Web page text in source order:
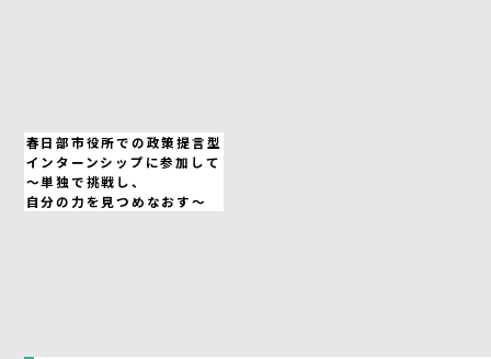
春日部市役所での政策提言型
インターンシップに参加して
～単独で挑戦し、
自分の力を見つめなおす～